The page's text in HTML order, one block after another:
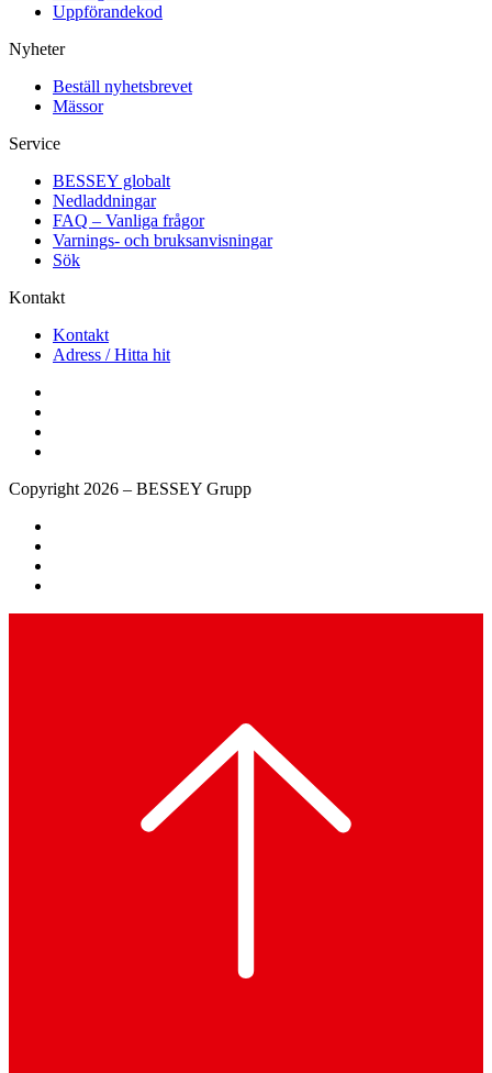
Uppförandekod
Nyheter
Beställ nyhetsbrevet
Mässor
Service
BESSEY globalt
Nedladdningar
FAQ – Vanliga frågor
Varnings- och bruksanvisningar
Sök
Kontakt
Kontakt
Adress / Hitta hit
Copyright 2026 – BESSEY Grupp